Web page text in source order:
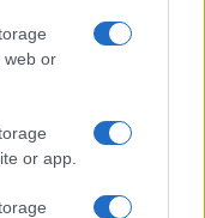
web or
or app.